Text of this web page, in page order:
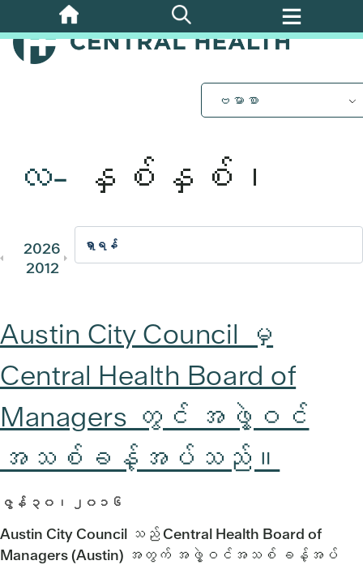
အဓိက
အကြောင်းအရာ
သို့
ဗမာစာ
လ- နှစ်နှစ်၊
2026 2025
2012
2011
Austin City Council မှ
Central Health Board of
Managers တွင် အဖွဲ့ဝင်
အသစ်ခန့်အပ်သည်။
ဇွန် ၃၀၊ ၂၀၁၆
Austin City Council သည် Central Health Board of
Managers (Austin) အတွက် အဖွဲ့ဝင်အသစ် ခန့်အပ်